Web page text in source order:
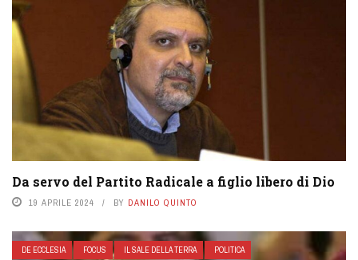
Da servo del Partito Radicale a figlio libero di Dio
19 APRILE 2024 BY DANILO QUINTO
DE ECCLESIA FOCUS IL SALE DELLA TERRA
POLITICA